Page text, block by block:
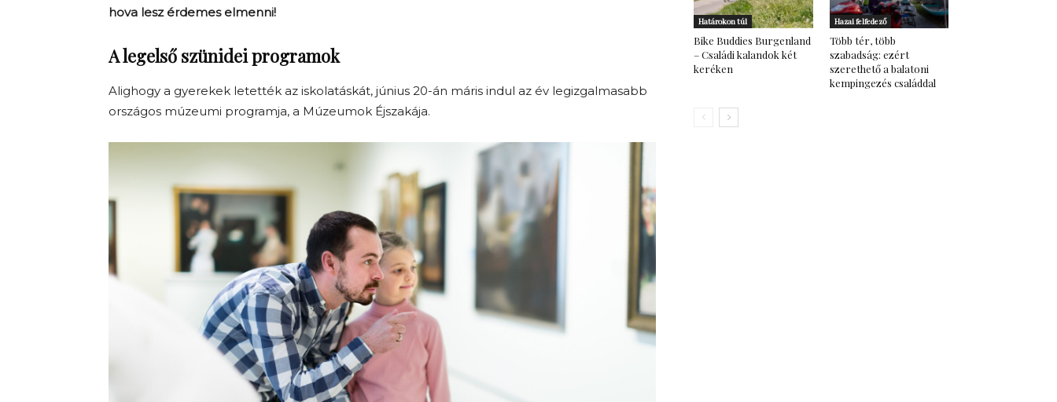
hova lesz érdemes elmenni!
A legelső szünidei programok
Alighogy a gyerekek letették az iskolatáskát, június 20-án máris indul az év legizgalmasabb
országos múzeumi programja, a Múzeumok Éjszakája.
Határokon túl
Bike Buddies Burgenland
– Családi kalandok két
keréken
Hazai felfedező
Több tér, több
szabadság: ezért
szerethető a balatoni
kempingezés családdal